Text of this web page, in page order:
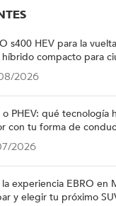
s400 HEV para la
híbrido compacto para
2026
o PHEV: qué tecnología
con tu forma de
2026
experiencia EBRO en
y elegir tu próximo